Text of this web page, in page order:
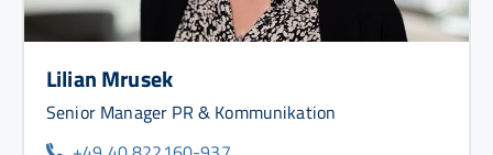
Lilian Mrusek
Senior Manager PR & Kommunikation